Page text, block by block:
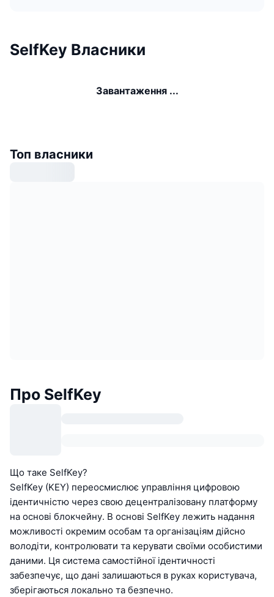
SelfKey Власники
Завантаження ...
Топ власники
Про SelfKey
Що таке SelfKey?
SelfKey (KEY) переосмислює управління цифровою
ідентичністю через свою децентралізовану платформу
на основі блокчейну. В основі SelfKey лежить надання
можливості окремим особам та організаціям дійсно
володіти, контролювати та керувати своїми особистими
даними. Ця система самостійної ідентичності
забезпечує, що дані залишаються в руках користувача,
зберігаються локально та безпечно.